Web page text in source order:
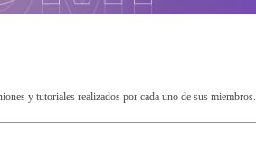
y tutoriales realizados por cada uno de sus miembros.